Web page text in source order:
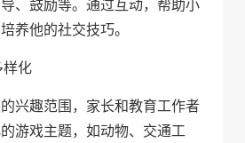
、鼓励等。通过互动，帮助小
养他的社交技巧。
样化
兴趣范围，家长和教育工作者
游戏主题，如动物、交通工